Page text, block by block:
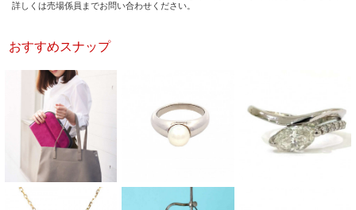
詳しくは売場係員までお問い合わせください。
おすすめスナップ